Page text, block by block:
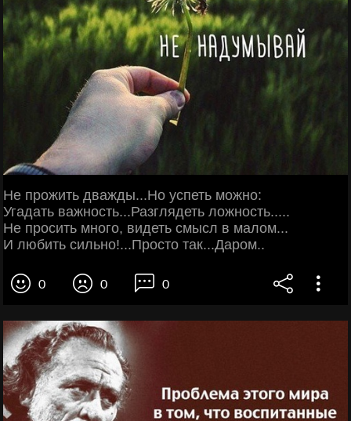
Не прожить дважды...Но успеть можно:
Угадать важность...Разглядеть ложность.....
Не просить много, видеть смысл в малом...
И любить сильно!...Просто так...Даром..
0 0 0